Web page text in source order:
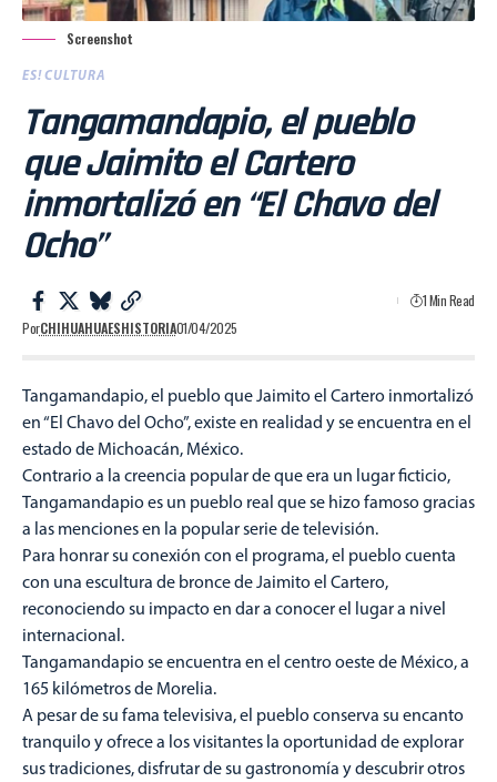
Screenshot
ES! CULTURA
Tangamandapio, el pueblo
que Jaimito el Cartero
inmortalizó en “El Chavo del
Ocho”
PorCHIHUAHUAESHISTORIA01/04/2025
1 Min Read
Tangamandapio, el pueblo que Jaimito el Cartero inmortalizó
en “El Chavo del Ocho”, existe en realidad y se encuentra en el
estado de Michoacán, México.
Contrario a la creencia popular de que era un lugar ficticio,
Tangamandapio es un pueblo real que se hizo famoso gracias
a las menciones en la popular serie de televisión.
Para honrar su conexión con el programa, el pueblo cuenta
con una escultura de bronce de Jaimito el Cartero,
reconociendo su impacto en dar a conocer el lugar a nivel
internacional.
Tangamandapio se encuentra en el centro oeste de México, a
165 kilómetros de Morelia.
A pesar de su fama televisiva, el pueblo conserva su encanto
tranquilo y ofrece a los visitantes la oportunidad de explorar
sus tradiciones, disfrutar de su gastronomía y descubrir otros